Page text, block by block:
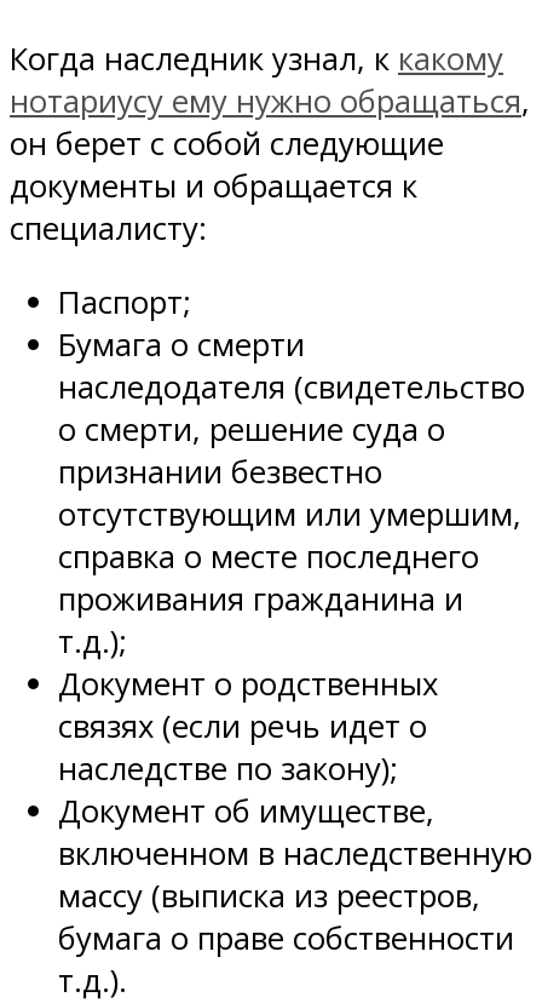
Когда наследник узнал, к какому
нотариусу ему нужно обращаться,
он берет с собой следующие
документы и обращается к
специалисту:
Паспорт;
Бумага о смерти
наследодателя (свидетельство
о смерти, решение суда о
признании безвестно
отсутствующим или умершим,
справка о месте последнего
проживания гражданина и
т.д.);
Документ о родственных
связях (если речь идет о
наследстве по закону);
Документ об имуществе,
включенном в наследственную
массу (выписка из реестров,
бумага о праве собственности
т.д.).